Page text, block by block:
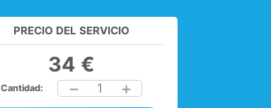
PRECIO DEL SERVICIO
34 €
Cantidad: 1